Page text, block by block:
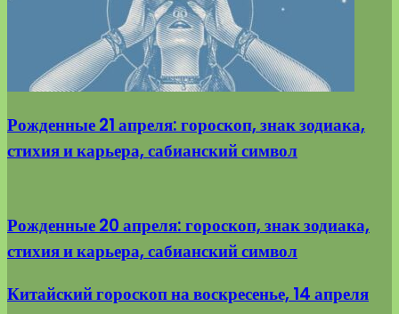
Рожденные 21 апреля: гороскоп, знак зодиака,
стихия и карьера, сабианский символ
Рожденные 20 апреля: гороскоп, знак зодиака,
стихия и карьера, сабианский символ
Китайский гороскоп на воскресенье, 14 апреля